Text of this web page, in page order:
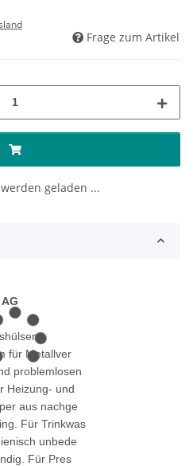
Frage zum Artikel
geladen ...
für Metallver
problemlosen
Heizung- und
aus nachge
Für Trinkwas
unbede
Für Pres